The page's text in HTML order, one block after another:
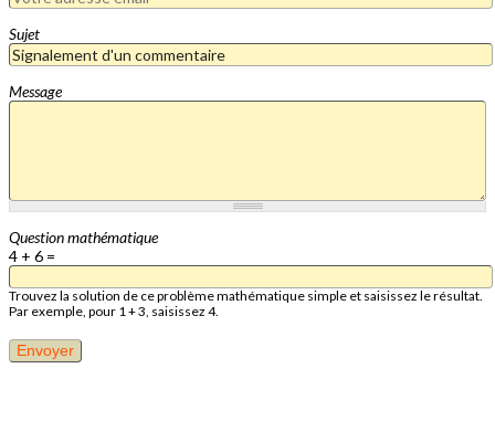
Sujet
Message
Question mathématique
4 + 6 =
Trouvez la solution de ce problème mathématique simple et saisissez le résultat.
Par exemple, pour 1 + 3, saisissez 4.